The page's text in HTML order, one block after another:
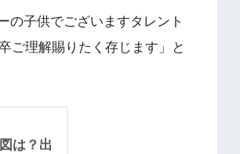
の子供でございますタレント
ご理解賜りたく存じます」と
は？出